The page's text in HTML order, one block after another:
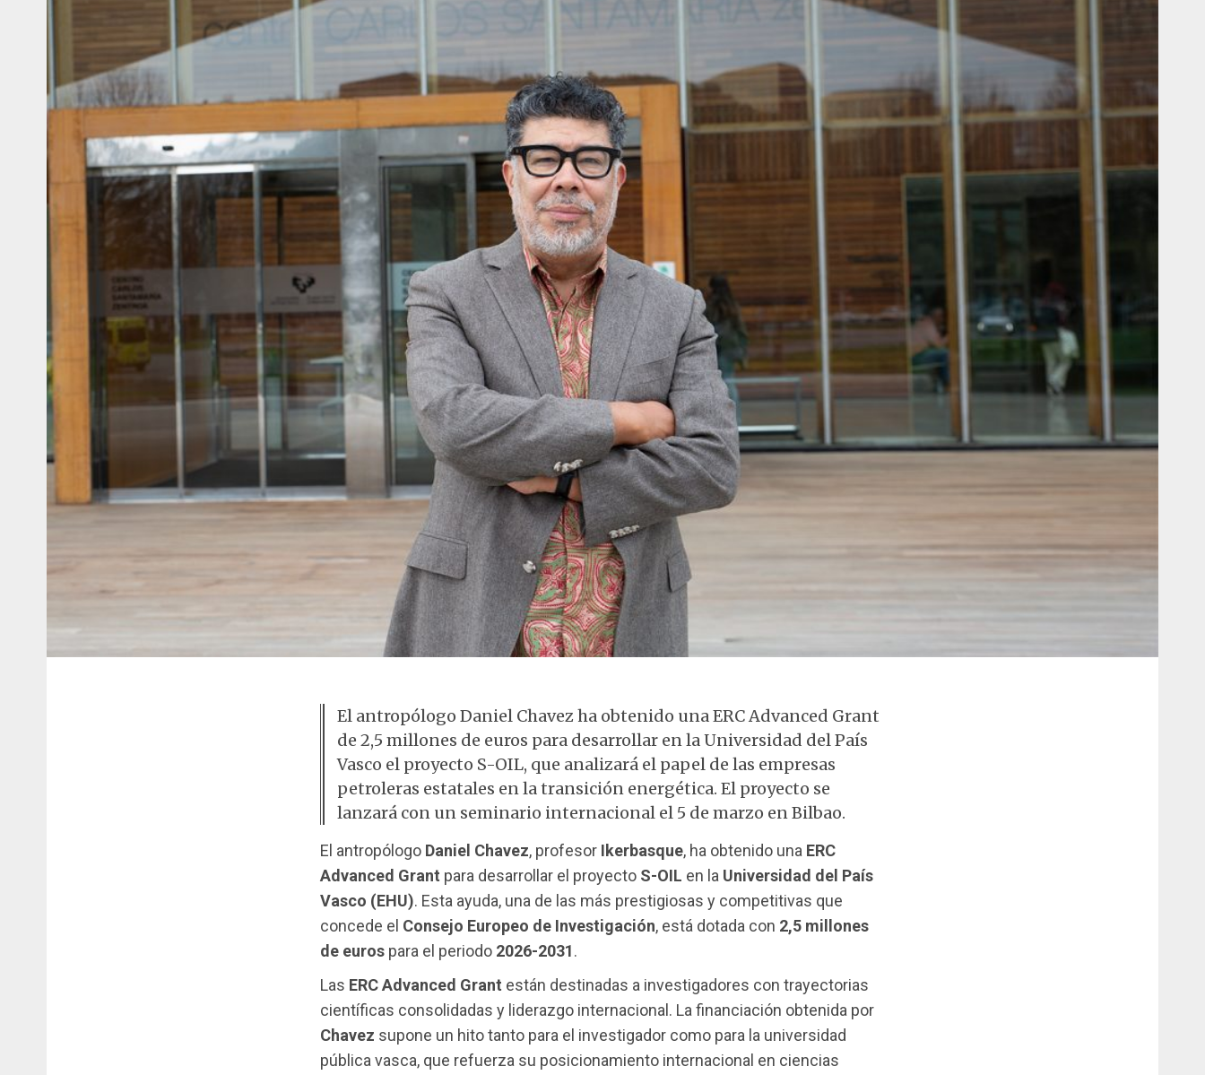
El antropólogo Daniel Chavez ha obtenido una ERC Advanced Grant
de 2,5 millones de euros para desarrollar en la Universidad del País
Vasco el proyecto S-OIL, que analizará el papel de las empresas
petroleras estatales en la transición energética. El proyecto se
lanzará con un seminario internacional el 5 de marzo en Bilbao.
El antropólogo Daniel Chavez, profesor Ikerbasque, ha obtenido una ERC
Advanced Grant para desarrollar el proyecto S-OIL en la Universidad del País
Vasco (EHU). Esta ayuda, una de las más prestigiosas y competitivas que
concede el Consejo Europeo de Investigación, está dotada con 2,5 millones
de euros para el periodo 2026-2031.
Las ERC Advanced Grant están destinadas a investigadores con trayectorias
científicas consolidadas y liderazgo internacional. La financiación obtenida por
Chavez supone un hito tanto para el investigador como para la universidad
pública vasca, que refuerza su posicionamiento internacional en ciencias